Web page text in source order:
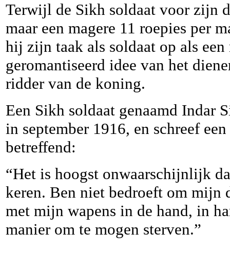
Terwijl de Sikh soldaat voor zijn
maar een magere 11 roepies per
hij zijn taak als soldaat op als
geromantiseerd idee van het
ridder van de koning.
Een Sikh soldaat genaamd Indar
in september 1916, en schreef
betreffend:
“Het is hoogst onwaarschijnlijk
keren. Ben niet bedroeft om mijn
met mijn wapens in de hand, in
manier om te mogen sterven.”